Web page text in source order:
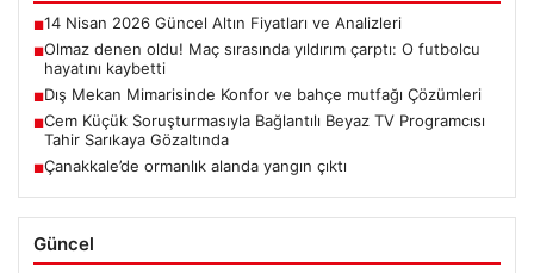
■14 Nisan 2026 Güncel Altın Fiyatları ve Analizleri
■Olmaz denen oldu! Maç sırasında yıldırım çarptı: O futbolcu
hayatını kaybetti
■Dış Mekan Mimarisinde Konfor ve bahçe mutfağı Çözümleri
■Cem Küçük Soruşturmasıyla Bağlantılı Beyaz TV Programcısı
Tahir Sarıkaya Gözaltında
■Çanakkale’de ormanlık alanda yangın çıktı
Güncel